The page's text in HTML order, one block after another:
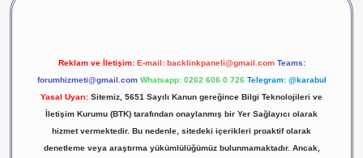
Reklam ve İletişim: E-mail: backlinkpaneli@gmail.com Teams:
forumhizmeti@gmail.com Whatsapp: 0262 606 0 726 Telegram: @karabul
Yasal Uyarı: Sitemiz, 5651 Sayılı Kanun gereğince Bilgi Teknolojileri ve
İletişim Kurumu (BTK) tarafından onaylanmış bir Yer Sağlayıcı olarak
hizmet vermektedir. Bu nedenle, sitedeki içerikleri proaktif olarak
denetleme veya araştırma yükümlülüğümüz bulunmamaktadır. Ancak,